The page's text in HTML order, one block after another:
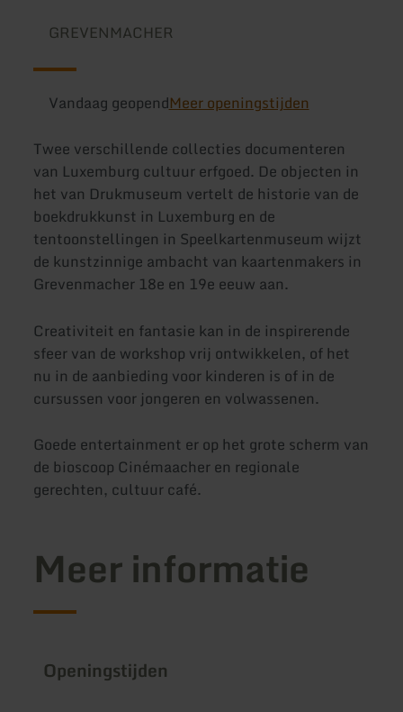
GREVENMACHER
Vandaag geopendMeer openingstijden
Twee verschillende collecties documenteren
van Luxemburg cultuur erfgoed. De objecten in
het van Drukmuseum vertelt de historie van de
boekdrukkunst in Luxemburg en de
tentoonstellingen in Speelkartenmuseum wijzt
de kunstzinnige ambacht van kaartenmakers in
Grevenmacher 18e en 19e eeuw aan.
Creativiteit en fantasie kan in de inspirerende
sfeer van de workshop vrij ontwikkelen, of het
nu in de aanbieding voor kinderen is of in de
cursussen voor jongeren en volwassenen.
Goede entertainment er op het grote scherm van
de bioscoop Cinémaacher en regionale
gerechten, cultuur café.
Meer informatie
Openingstijden